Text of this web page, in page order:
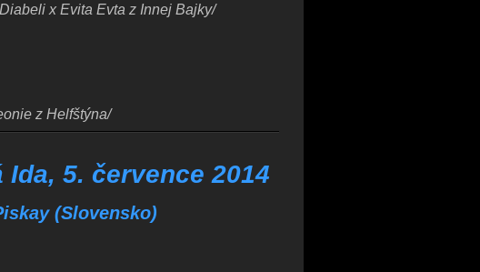
x Evita Evta z Innej Bajky/
z Helfštýna/
5. července 2014
(Slovensko)